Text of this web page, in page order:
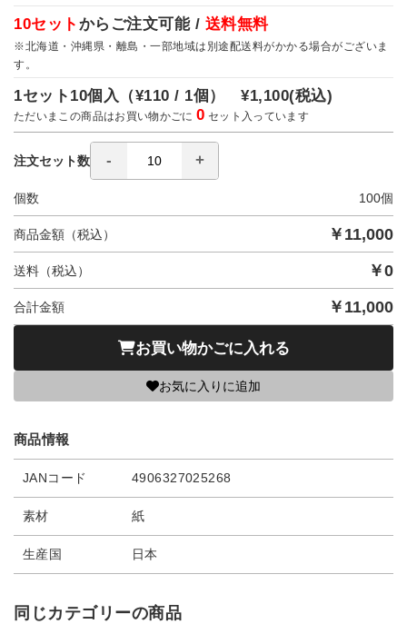
10セット からご注文可能 / 送料無料
※北海道・沖縄県・離島・一部地域は別途配送料がかかる場合がございま
す。
1セット10個入（¥110 / 1個）¥1,100(税込)
ただいまこの商品はお買い物かごに0 セット入っています
注文セット数
個数 100個
商品金額（税込） ￥ 11,000
送料（税込） ￥0
合計金額 ￥ 11,000
お買い物かごに入れる
お気に入りに追加
商品情報
JANコード 4906327025268
素材 紙
生産国 日本
同じカテゴリーの商品